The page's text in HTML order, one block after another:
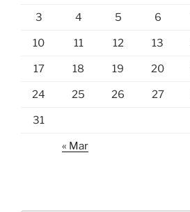
3 4 5 6
10 11 12 13
17 18 19 20
24 25 26 27
31
« Mar